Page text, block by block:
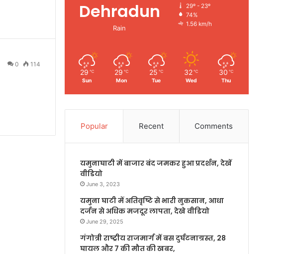
0 114
Dehradun
Rain
29º - 23º
74%
1.56 km/h
29 ℃
Sun
29 ℃
Mon
25 ℃
Tue
32 ℃
Wed
30 ℃
Thu
Popular Recent Comments
यमुनाघाटी में बाजार बंद जमकर हुआ प्रदर्शन, देखें
वीडियो
June 3, 2023
यमुना घाटी में अतिवृष्टि से भारी नुकसान, आधा
दर्जन से अधिक मजदूर लापता, देखे वीडियो
June 29, 2025
गंगोत्री राष्ट्रीय राजमार्ग में बस दुर्घटनाग्रस्त, 28
घायल और 7 की मौत की खबर,